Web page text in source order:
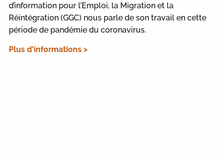
d’information pour l’Emploi, la Migration et la
Réintégration (GGC) nous parle de son travail en cette
période de pandémie du coronavirus.
Plus d'informations >